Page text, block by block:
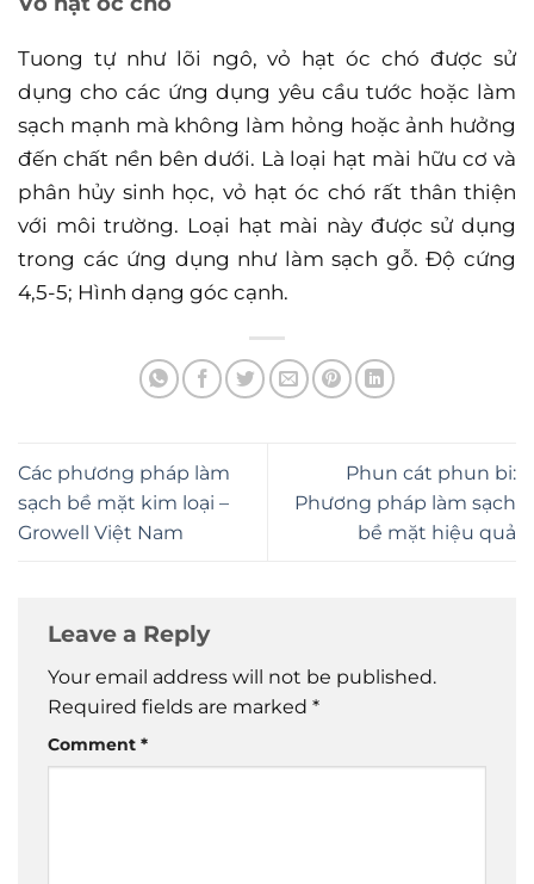
Tuong tự như lõi ngô, vỏ hạt óc chó được sử
dụng cho các ứng dụng yêu cầu tước hoặc làm
sạch mạnh mà không làm hỏng hoặc ảnh hưởng
đến chất nền bên dưới. Là loại hạt mài hữu cơ và
phân hủy sinh học, vỏ hạt óc chó rất thân thiện
với môi trường. Loại hạt mài này được sử dụng
trong các ứng dụng như làm sạch gỗ. Độ cứng
4,5-5; Hình dạng góc cạnh.
Các phương pháp làm
sạch bề mặt kim loại –
Growell Việt Nam
Phun cát phun bi:
Phương pháp làm sạch
bề mặt hiệu quả
Leave a Reply
Your email address will not be published.
Required fields are marked *
Comment *